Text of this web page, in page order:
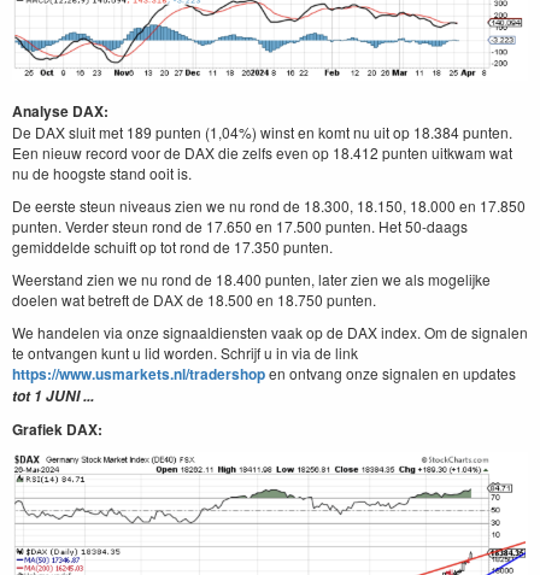
Analyse DAX:
De DAX sluit met 189 punten (1,04%) winst en komt nu uit op 18.384 punten.
Een nieuw record voor de DAX die zelfs even op 18.412 punten uitkwam wat
nu de hoogste stand ooit is.
De eerste steun niveaus zien we nu rond de 18.300, 18.150, 18.000 en 17.850
punten. Verder steun rond de 17.650 en 17.500 punten. Het 50-daags
gemiddelde schuift op tot rond de 17.350 punten.
Weerstand zien we nu rond de 18.400 punten, later zien we als mogelijke
doelen wat betreft de DAX de 18.500 en 18.750 punten.
We handelen via onze signaaldiensten vaak op de DAX index. Om de signalen
te ontvangen kunt u lid worden. Schrijf u in via de link
https://www.usmarkets.nl/tradershopen ontvang onze signalen en updates
tot 1 JUNI ...
Grafiek DAX: